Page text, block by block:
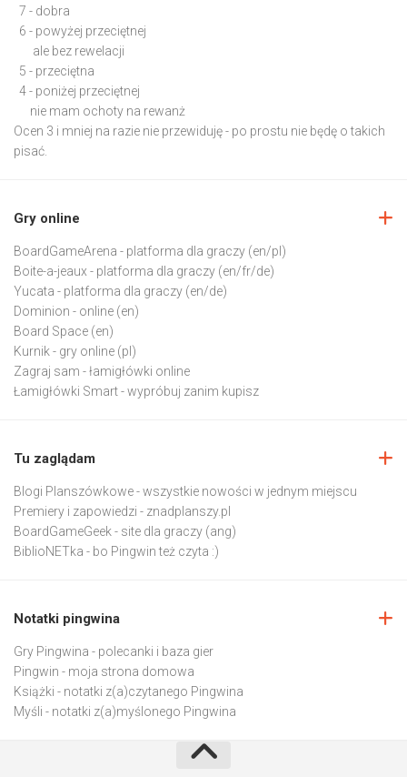
7 - dobra
6 - powyżej przeciętnej
ale bez rewelacji
5 - przeciętna
4 - poniżej przeciętnej
nie mam ochoty na rewanż
Ocen 3 i mniej na razie nie przewiduję - po prostu nie będę o takich
pisać.
Gry online
BoardGameArena - platforma dla graczy (en/pl)
Boite-a-jeaux - platforma dla graczy (en/fr/de)
Yucata - platforma dla graczy (en/de)
Dominion - online (en)
Board Space (en)
Kurnik- gry online (pl)
Zagraj sam - łamigłówki online
Łamigłówki Smart- wypróbuj zanim kupisz
Tu zaglądam
Blogi Planszówkowe- wszystkie nowości w jednym miejscu
Premiery i zapowiedzi - znadplanszy.pl
BoardGameGeek- site dla graczy (ang)
BiblioNETka - bo Pingwin też czyta :)
Notatki pingwina
Gry Pingwina - polecanki i baza gier
Pingwin - moja strona domowa
Książki - notatki z(a)czytanego Pingwina
Myśli - notatki z(a)myślonego Pingwina